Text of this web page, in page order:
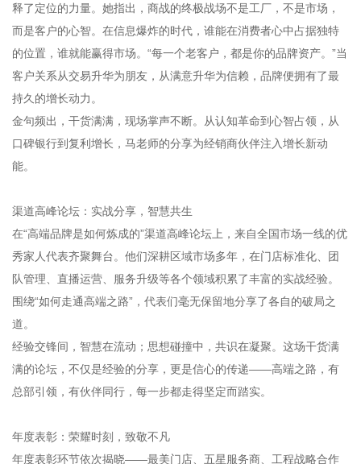
释了定位的力量。她指出，商战的终极战场不是工厂，不是市场，
而是客户的心智。在信息爆炸的时代，谁能在消费者心中占据独特
的位置，谁就能赢得市场。“每一个老客户，都是你的品牌资产。”当
客户关系从交易升华为朋友，从满意升华为信赖，品牌便拥有了最
持久的增长动力。
金句频出，干货满满，现场掌声不断。从认知革命到心智占领，从
口碑银行到复利增长，马老师的分享为经销商伙伴注入增长新动
能。
渠道高峰论坛：实战分享，智慧共生
在“高端品牌是如何炼成的”渠道高峰论坛上，来自全国市场一线的优
秀家人代表齐聚舞台。他们深耕区域市场多年，在门店标准化、团
队管理、直播运营、服务升级等各个领域积累了丰富的实战经验。
围绕“如何走通高端之路”，代表们毫无保留地分享了各自的破局之
道。
经验交锋间，智慧在流动；思想碰撞中，共识在凝聚。这场干货满
满的论坛，不仅是经验的分享，更是信心的传递——高端之路，有
总部引领，有伙伴同行，每一步都走得坚定而踏实。
年度表彰：荣耀时刻，致敬不凡
年度表彰环节依次揭晓——最美门店、五星服务商、工程战略合作